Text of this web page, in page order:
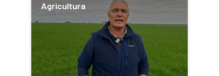
Agricultura